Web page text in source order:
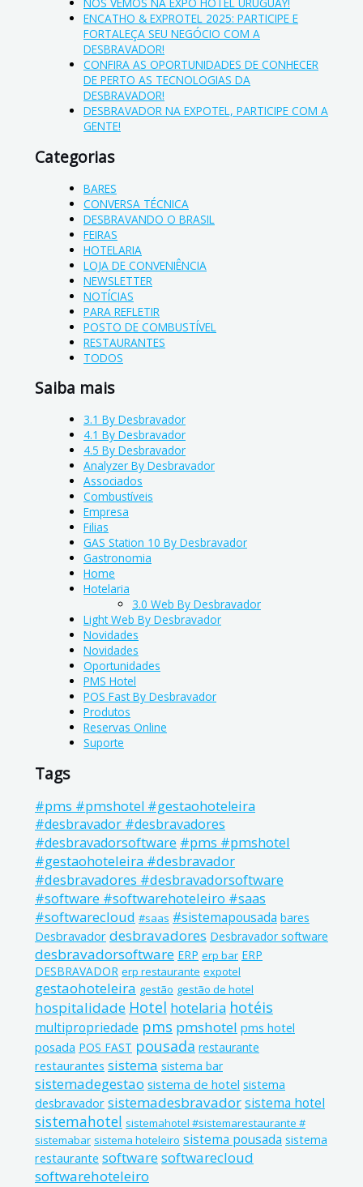
ENCATHO & EXPROTEL 2025: PARTICIPE E
FORTALEÇA SEU NEGÓCIO COM A
DESBRAVADOR!
CONFIRA AS OPORTUNIDADES DE CONHECER
DE PERTO AS TECNOLOGIAS DA
DESBRAVADOR!
DESBRAVADOR NA EXPOTEL, PARTICIPE COM A
GENTE!
Categorias
BARES
CONVERSA TÉCNICA
DESBRAVANDO O BRASIL
FEIRAS
HOTELARIA
LOJA DE CONVENIÊNCIA
NEWSLETTER
NOTÍCIAS
PARA REFLETIR
POSTO DE COMBUSTÍVEL
RESTAURANTES
TODOS
Saiba mais
3.1 By Desbravador
4.1 By Desbravador
4.5 By Desbravador
Analyzer By Desbravador
Associados
Combustíveis
Empresa
Filias
GAS Station 10 By Desbravador
Gastronomia
Home
Hotelaria
3.0 Web By Desbravador
Light Web By Desbravador
Novidades
Novidades
Oportunidades
PMS Hotel
POS Fast By Desbravador
Produtos
Reservas Online
Suporte
Tags
#pms #pmshotel #gestaohoteleira
#desbravador #desbravadores
#desbravadorsoftware #pms #pmshotel
#gestaohoteleira #desbravador
#desbravadores #desbravadorsoftware
#software #softwarehoteleiro #saas
#softwarecloud #saas #sistemapousada bares
Desbravador desbravadores Desbravador software
desbravadorsoftware ERP erp bar ERP
DESBRAVADOR erp restaurante expotel
gestaohoteleira gestão gestão de hotel
hospitalidade Hotel hotelaria hotéis
multipropriedade pms pmshotel pms hotel
posada POS FAST pousada restaurante
restaurantes sistema sistema bar
sistemadegestao sistema de hotel sistema
desbravador sistemadesbravadorsistema hotel
sistemahotel sistemahotel #sistemarestaurante #
sistemabar sistema hoteleiro sistema pousada sistema
restaurante softwaresoftwarecloud
softwarehoteleiro